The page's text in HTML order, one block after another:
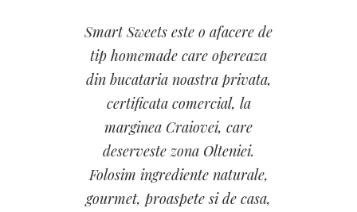
Smart Sweets este o afacere de
tip homemade care opereaza
din bucataria noastra privata,
certificata comercial, la
marginea Craiovei, care
deserveste zona Olteniei.
Folosim ingrediente naturale,
gourmet, proaspete si de casa,